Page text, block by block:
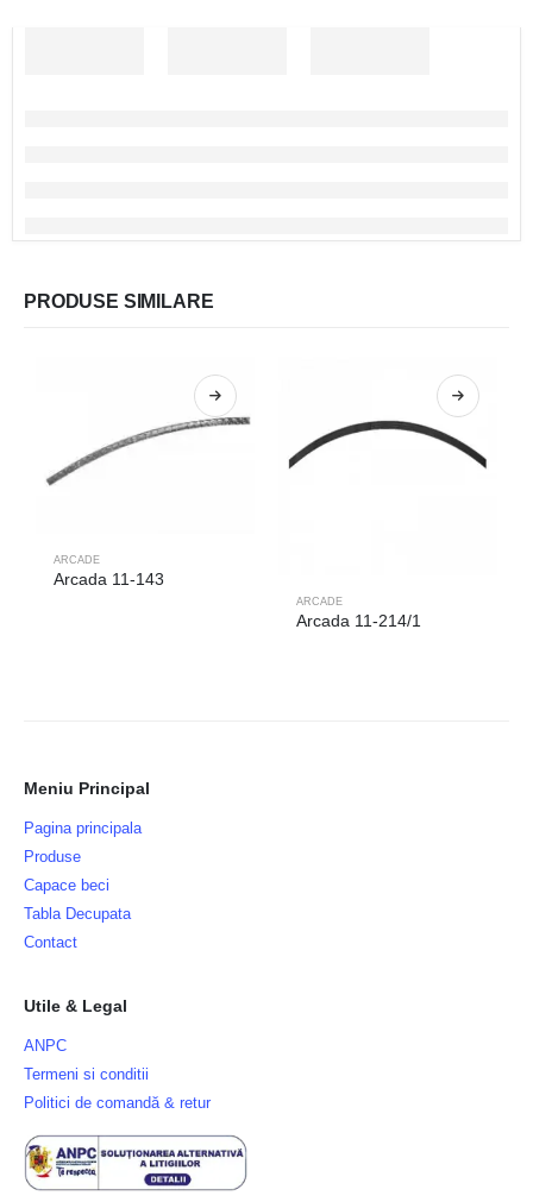
PRODUSE SIMILARE
ARCADE
Arcada 11-143
ARCADE
Arcada 11-214/1
Meniu Principal
Pagina principala
Produse
Capace beci
Tabla Decupata
Contact
Utile & Legal
ANPC
Termeni si conditii
Politici de comandă & retur